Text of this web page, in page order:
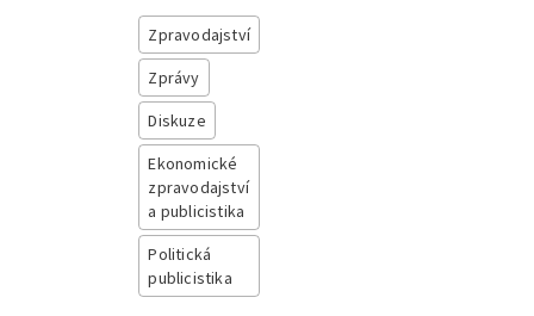
Zpravodajství
Zprávy
Diskuze
Ekonomické
zpravodajství
a publicistika
Politická
publicistika